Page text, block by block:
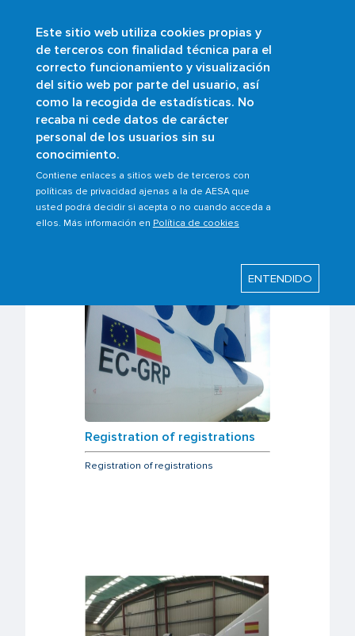
Este sitio web utiliza cookies propias y
de terceros con finalidad técnica para el
correcto funcionamiento y visualización
del sitio web por parte del usuario, así
como la recogida de estadísticas. No
recaba ni cede datos de carácter
personal de los usuarios sin su
conocimiento.
Contiene enlaces a sitios web de terceros con
políticas de privacidad ajenas a la de AESA que
usted podrá decidir si acepta o no cuando acceda a
ellos. Más información en Política de cookies
ENTENDIDO
Skip
to
main
content
Buscar
Breadcrumb
Home Scopes
Aircrafts
Registration of civil aircraft registrations
Registration of civil
aircraft registrations
Registration of registrations
Registration of registrations